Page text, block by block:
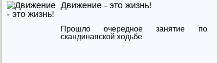
Движение - это жизнь!
Прошло очередное занятие по
скандинавской ходьбе